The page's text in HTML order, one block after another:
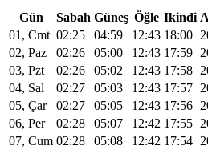
Gün Sabah Güneş Öğle Ikindi
01, Cmt 02:25 04:59 12:43 18:00
02, Paz
02:26 05:00 12:43 17:59
03, Pzt
02:26 05:02 12:43 17:58
04, Sal
02:27 05:03 12:43 17:57
05, Çar
02:27 05:05 12:43 17:56
06, Per
02:28 05:07 12:42 17:55
07, Cum 02:28 05:08 12:42 17:54